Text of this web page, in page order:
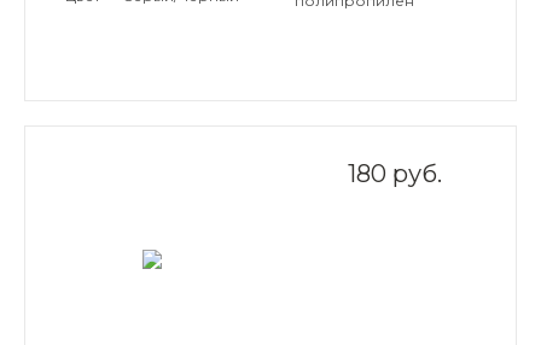
180 руб.